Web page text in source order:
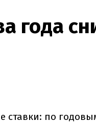
года
ставки: по